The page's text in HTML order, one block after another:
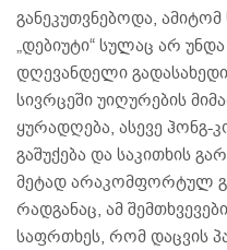
განეკუთვნებოდა,
„დებიუტი“ სულაც არ
დღევანდელი
სივრცეში უიღურების
ყურადღება, ასევე ჰონგ-
გაშუქება და საკითხის
მეტად არაკომფორტულ
რადგანაც, ამ
საფრთხეს, რომ დაცვის